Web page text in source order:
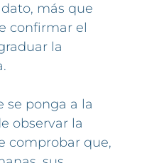
más que
confirmar el
la
se ponga a la
observar la
comprobar que,